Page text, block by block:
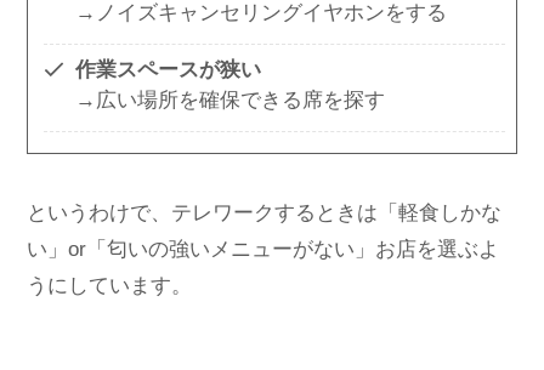
→ノイズキャンセリングイヤホンをする
作業スペースが狭い
→広い場所を確保できる席を探す
というわけで、テレワークするときは「軽食しかな
い」or「匂いの強いメニューがない」お店を選ぶよ
うにしています。